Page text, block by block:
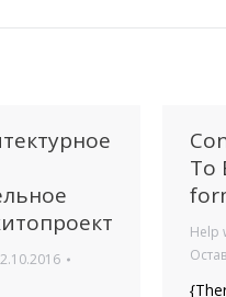
To
Help